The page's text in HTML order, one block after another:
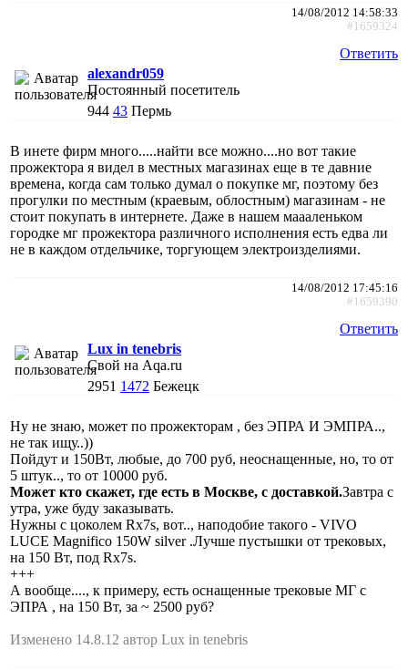
14/08/2012 14:58:33
#1659324
Ответить
alexandr059
Постоянный посетитель
944 43 Пермь
В инете фирм много.....найти все можно....но вот такие
прожектора я видел в местных магазинах еще в те давние
времена, когда сам только думал о покупке мг, поэтому без
прогулки по местным (краевым, облостным) магазинам - не
стоит покупать в интернете. Даже в нашем маааленьком
городке мг прожектора различного исполнения есть едва ли
не в каждом отдельчике, торгующем электроизделиями.
14/08/2012 17:45:16
#1659390
Ответить
Lux in tenebris
Свой на Aqa.ru
2951 1472 Бежецк
Ну не знаю, может по прожекторам , без ЭПРА И ЭМПРА..,
не так ищу..))
Пойдут и 150Вт, любые, до 700 руб, неоснащенные, но, то от
5 штук.., то от 10000 руб.
Может кто скажет, где есть в Москве, с доставкой.Завтра с
утра, уже буду заказывать.
Нужны с цоколем Rx7s, вот.., наподобие такого - VIVO
LUCE Magnifico 150W silver .Лучше пустышки от трековых,
на 150 Вт, под Rx7s.
+++
А вообще...., к примеру, есть оснащенные трековые МГ c
ЭПРА , на 150 Вт, за ~ 2500 руб?
Изменено 14.8.12 автор Lux in tenebris